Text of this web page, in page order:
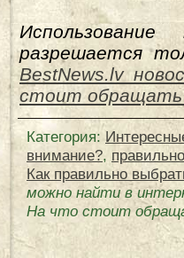
разрешается
BestNews.lv
стоит обращать
Категория:
внимание?, правильно
Как правильно
можно найти в
На что стоит